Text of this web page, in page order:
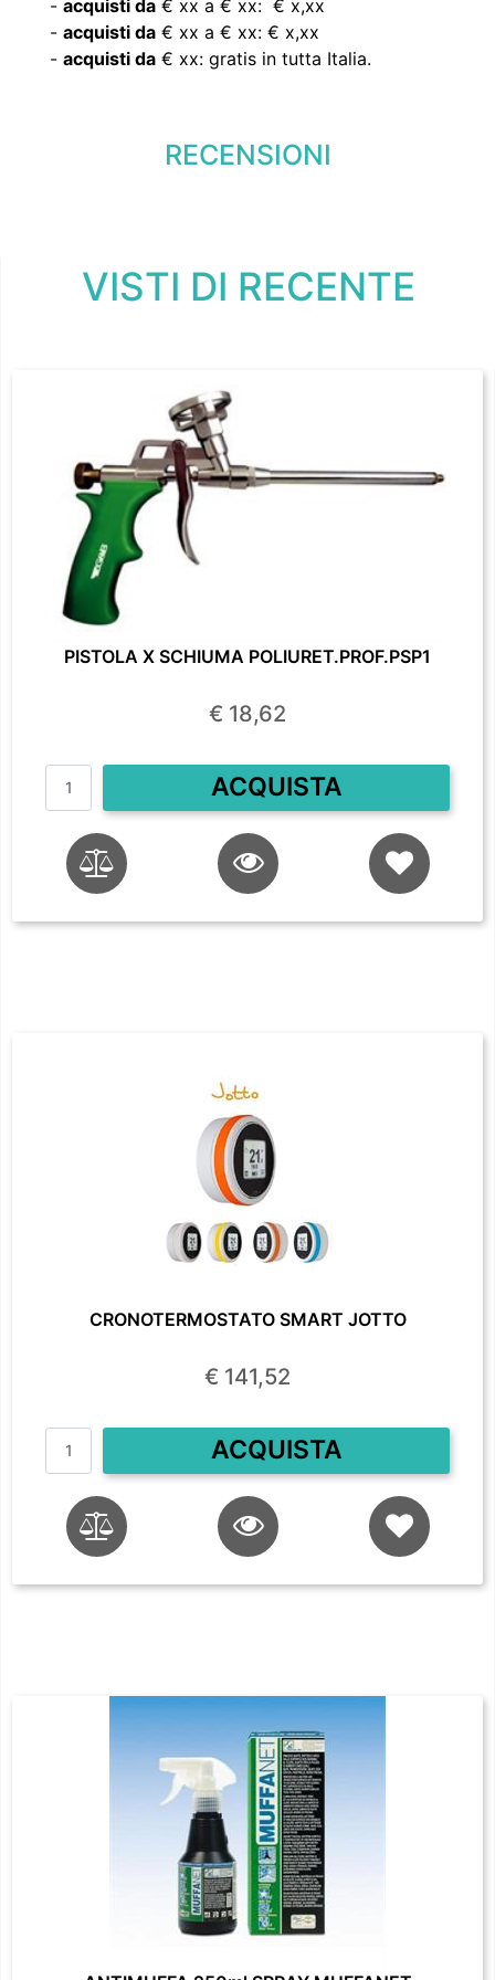
- acquisti da € xx a € xx: € x,xx
- acquisti da € xx a € xx: € x,xx
- acquisti da € xx: gratis in tutta Italia.
RECENSIONI
VISTI DI RECENTE
PISTOLA X SCHIUMA POLIURET.PROF.PSP1
€ 18,62
Quantità
ACQUISTA
CRONOTERMOSTATO SMART JOTTO
€ 141,52
Quantità
ACQUISTA